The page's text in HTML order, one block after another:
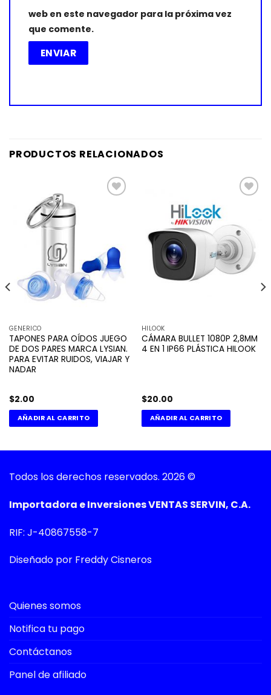
web en este navegador para la próxima vez
que comente.
PRODUCTOS RELACIONADOS
GENERICO
TAPONES PARA OÍDOS JUEGO
DE DOS PARES MARCA LYSIAN.
PARA EVITAR RUIDOS, VIAJAR Y
NADAR
$2.00
AÑADIR AL CARRITO
deseos
HILOOK
CÁMARA BULLET 1080P 2,8MM
4 EN 1 IP66 PLÁSTICA HILOOK
$20.00
AÑADIR AL CARRITO
Todos los derechos reservados. 2026 ©
Importadora e Inversiones VENTAS SERVIN, C.A.
RIF: J-40867558-7
Diseñado por Freddy Cisneros
Quienes somos
Notifica tu pago
Contáctanos
Panel de afiliado